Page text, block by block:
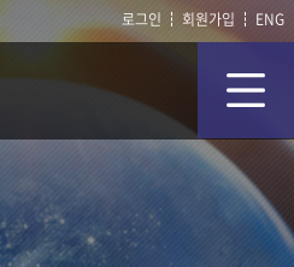
로그인 회원가입 ENG